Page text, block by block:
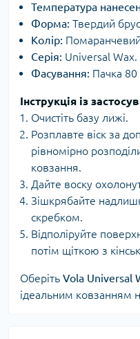
Температура
Форма: Твердий
Колір:
Серія: Universal Wax.
Фасування: Пачка 80
Інструкція із
Очистіть базу лижі.
Розплавте віск за
рівномірно
ковзання.
Дайте воску
Зішкрябайте
скребком.
Відполіруйте
потім щіткою з
Оберіть Vola Universal
ідеальним ковзанням